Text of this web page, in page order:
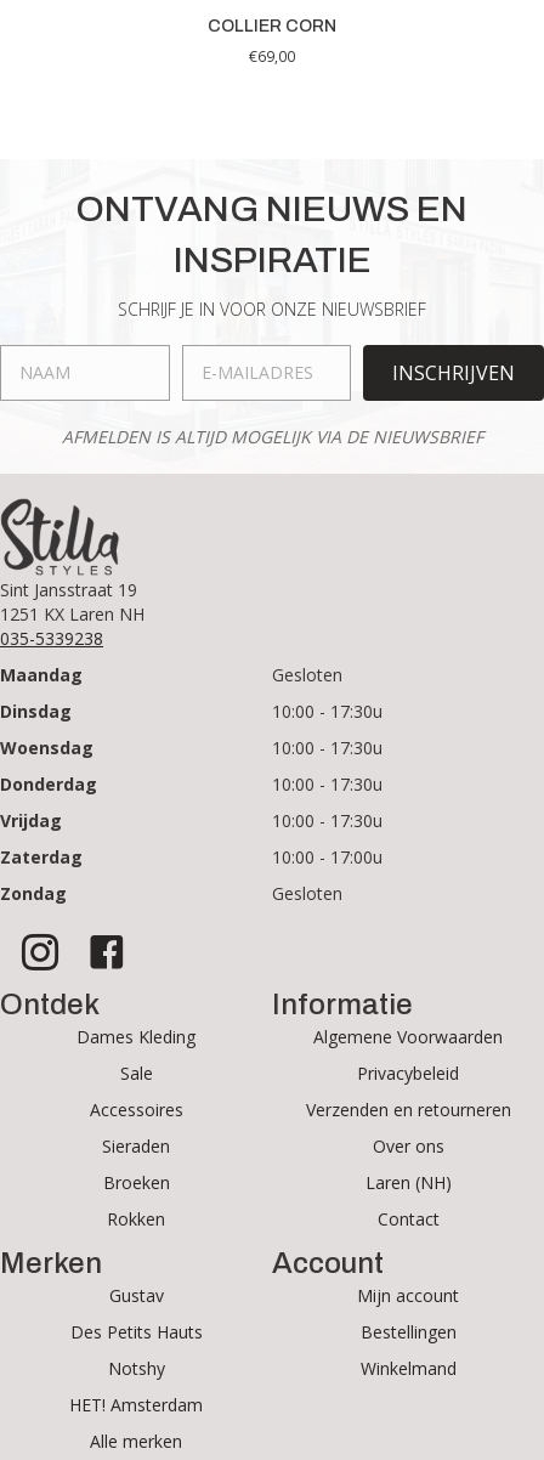
COLLIER CORN
€69,00
ONTVANG NIEUWS EN
INSPIRATIE
SCHRIJF JE IN VOOR ONZE NIEUWSBRIEF
INSCHRIJVEN
AFMELDEN IS ALTIJD MOGELIJK VIA DE NIEUWSBRIEF
Sint Jansstraat 19
1251 KX Laren NH
035-5339238
Maandag
Gesloten
Dinsdag
10:00 - 17:30u
Woensdag
10:00 - 17:30u
Donderdag
10:00 - 17:30u
Vrijdag
10:00 - 17:30u
Zaterdag
10:00 - 17:00u
Zondag
Gesloten
Ontdek
Dames Kleding
Sale
Accessoires
Sieraden
Broeken
Rokken
Merken
Gustav
Des Petits Hauts
Notshy
HET! Amsterdam
Alle merken
Informatie
Algemene Voorwaarden
Privacybeleid
Verzenden en retourneren
Over ons
Laren (NH)
Contact
Account
Mijn account
Bestellingen
Winkelmand
Ontvang nieuws, acties en
Schrijf je in voor onze nieuwsbrief